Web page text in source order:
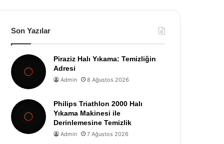
Son Yazılar
Piraziz Halı Yıkama: Temizliğin
Adresi
Admin 8 Ağustos 2026
Philips Triathlon 2000 Halı
Yıkama Makinesi ile
Derinlemesine Temizlik
Admin 7 Ağustos 2026